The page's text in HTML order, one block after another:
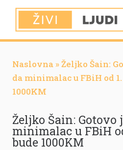
Naslovna »Željko Šain:
da minimalac u FBiH od
1000KM
Željko Šain: Gotovo
minimalac u FBiH
bude 1000KM